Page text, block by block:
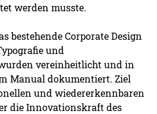
werden musste.
bestehende Corporate Design
und
vereinheitlicht und in
Manual dokumentiert. Ziel
und wiedererkennbaren
die Innovationskraft des